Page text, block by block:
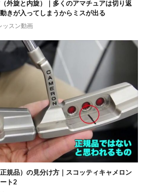
外旋と内旋）｜多くのアマチュアは切り返
きが入ってしまうからミスが出る
ッスン動画
規品）の見分け方｜スコッティキャメロン
ト2